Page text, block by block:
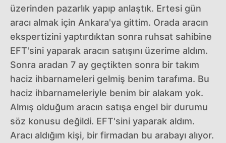
üzerinden pazarlık yapıp anlaştık. Ertesi gün
aracı almak için Ankara'ya gittim. Orada aracın
ekspertizini yaptırdıktan sonra ruhsat sahibine
EFT'sini yaparak aracın satışını üzerime aldım.
Sonra aradan 7 ay geçtikten sonra bir takım
haciz ihbarnameleri gelmiş benim tarafıma. Bu
haciz ihbarnameleriyle benim bir alakam yok.
Almış olduğum aracın satışa engel bir durumu
söz konusu değildi. EFT'sini yaparak aldım.
Aracı aldığım kişi, bir firmadan bu arabayı alıyor.